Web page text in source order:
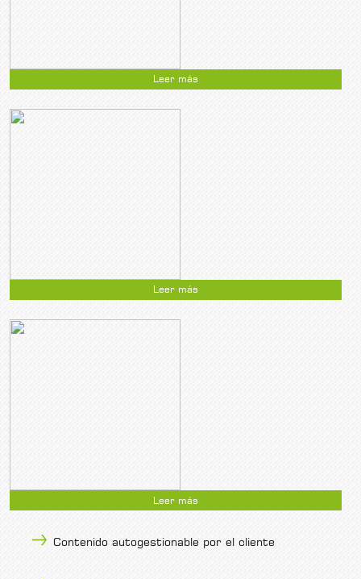
Leer más
Leer más
Leer más
Contenido autogestionable por el cliente